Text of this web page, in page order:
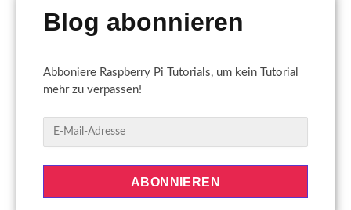
Blog abonnieren
Abboniere Raspberry Pi Tutorials, um kein Tutorial
mehr zu verpassen!
ABONNIEREN